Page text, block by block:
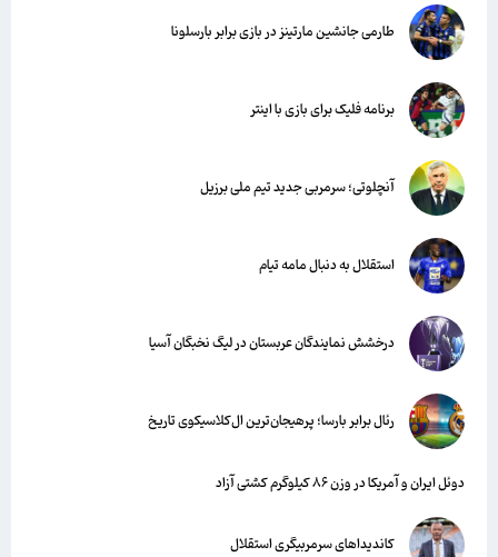
طارمی جانشین مارتینز در بازی برابر بارسلونا
برنامه فلیک برای بازی با اینتر
آنچلوتی؛ سرمربی جدید تیم ملی برزیل
استقلال به دنبال مامه تیام
درخشش نمایندگان عربستان در لیگ نخبگان آسیا
رئال برابر بارسا؛ پرهیجان‌‌ترین ال‌کلاسیکوی تاریخ
دوئل ایران و آمریکا در وزن ۸۶ کیلوگرم کشتی آزاد
کاندیداهای سرمربیگری استقلال